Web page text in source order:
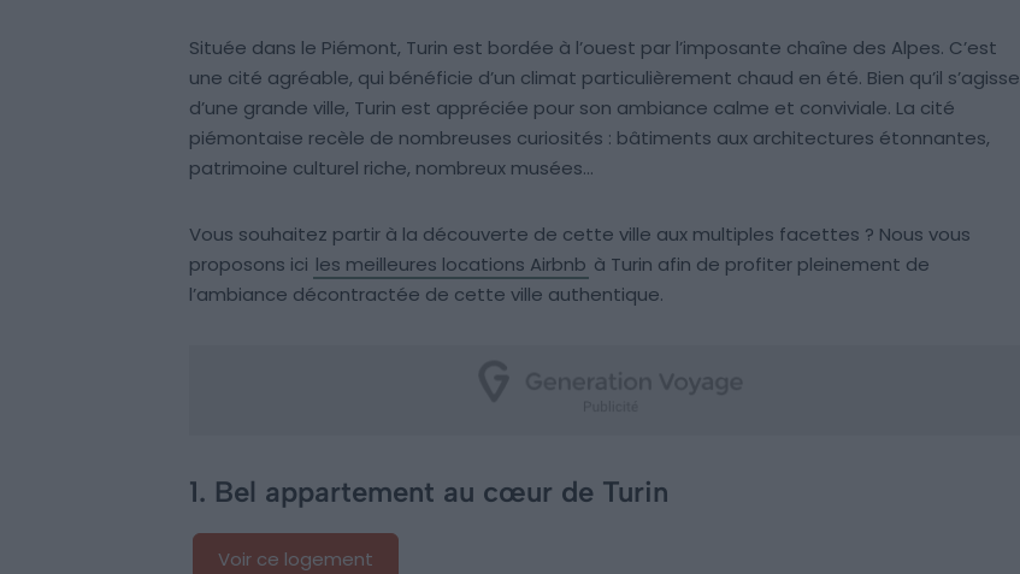
Située dans le Piémont, Turin est bordée à l’ouest par l’imposante chaîne des Alpes. C’est
une cité agréable, qui bénéficie d’un climat particulièrement chaud en été. Bien qu’il s’agisse
d’une grande ville, Turin est appréciée pour son ambiance calme et conviviale. La cité
piémontaise recèle de nombreuses curiosités : bâtiments aux architectures étonnantes,
patrimoine culturel riche, nombreux musées…
Vous souhaitez partir à la découverte de cette ville aux multiples facettes ? Nous vous
proposons ici les meilleures locations Airbnb à Turin afin de profiter pleinement de
l’ambiance décontractée de cette ville authentique.
1. Bel appartement au cœur de Turin
Voir ce logement